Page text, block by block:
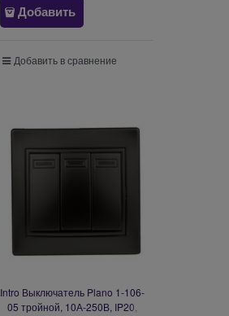
Добавить
Добавить в сравнение
Intro Выключатель Plano 1-106-
05 тройной, 10А-250В, IP20,